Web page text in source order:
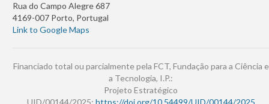
Rua do Campo Alegre 687
4169-007 Porto, Portugal
Link to Google Maps
Financiado total ou parcialmente pela FCT, Fundação para a Ciência e
a Tecnologia, I.P.:
Projeto Estratégico